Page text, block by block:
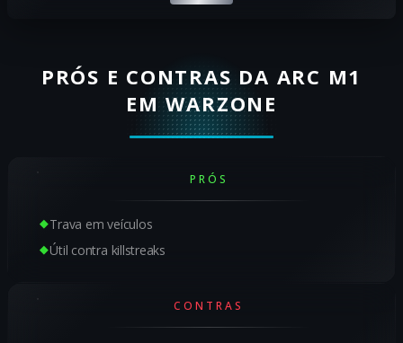
PRÓS E CONTRAS DA ARC M1
EM WARZONE
PRÓS
Trava em veículos
Útil contra killstreaks
CONTRAS